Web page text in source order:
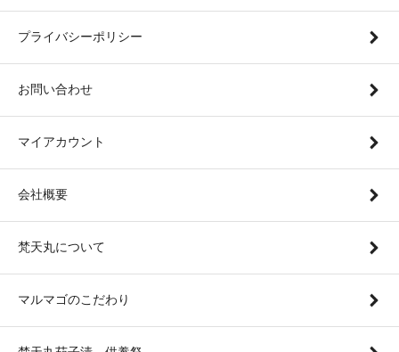
プライバシーポリシー
お問い合わせ
マイアカウント
会社概要
梵天丸について
マルマゴのこだわり